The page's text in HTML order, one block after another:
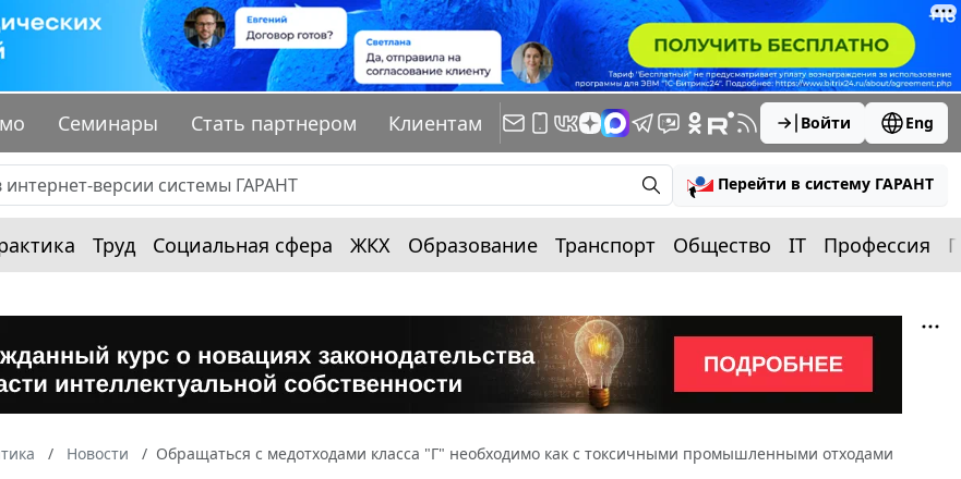
Семинары Стать партнером Клиентам Войти Eng
Перейти в систему ГАРАНТ
Труд Социальная сфера ЖКХ Образование Транспорт Общество IT Профессия
Новости Обращаться с медотходами класса "Г" необходимо как с токсичными промышленными отходами